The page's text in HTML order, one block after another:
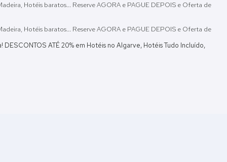
Hotéis baratos... Reserve AGORA e PAGUE DEPOIS e Oferta de
Hotéis baratos... Reserve AGORA e PAGUE DEPOIS e Oferta de
ATÉ 20% em Hotéis no Algarve, Hotéis Tudo Incluído,